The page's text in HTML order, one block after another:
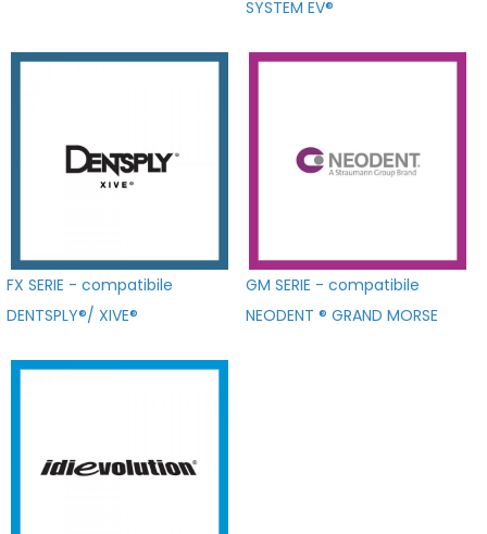
SYSTEM EV®
FX SERIE - compatibile
DENTSPLY®/ XIVE®
GM SERIE - compatibile
NEODENT ® GRAND MORSE